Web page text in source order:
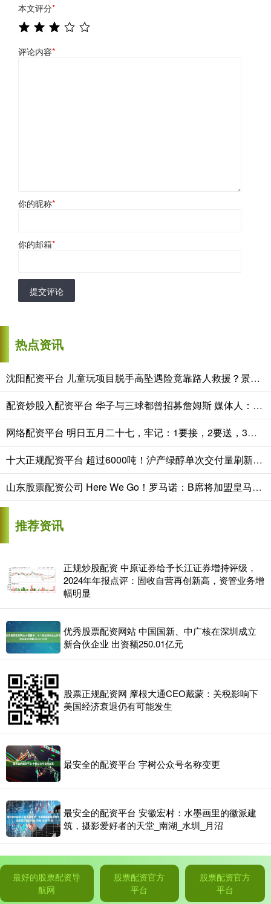
本文评分*
评论内容*
你的昵称*
你的邮箱*
提交评论
热点资讯
沈阳配资平台 儿童玩项目脱手高坠遇险竟靠路人救援？景区网红游乐项目暗藏致命隐患！
配资炒股入配资平台 华子与三球都曾招募詹姆斯 媒体人：1%选手森林狼居然还在决赛圈
网络配资平台 明日五月二十七，牢记：1要接，2要送，3不做，4要吃，寓意吉祥美满
十大正规配资平台 超过6000吨！沪产绿醇单次交付量刷新国内纪录
山东股票配资公司 Here We Go！罗马诺：B席将加盟皇马，两年合同+一年续约选择权
推荐资讯
正规炒股配资 中原证券给予长江证券增持评级，
2024年年报点评：固收自营再创新高，资管业务增
幅明显
优秀股票配资网站 中国国新、中广核在深圳成立
新合伙企业 出资额250.01亿元
股票正规配资网 摩根大通CEO戴蒙：关税影响下
美国经济衰退仍有可能发生
最安全的配资平台 宇树公众号名称变更
最安全的配资平台 安徽宏村：水墨画里的徽派建
筑，摄影爱好者的天堂_南湖_水圳_月沼
最好的股票配资导
航网
股票配资官方
平台
股票配资官方
平台